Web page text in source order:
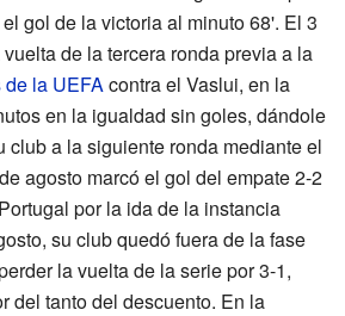
gol de la victoria al minuto 68'. El 3
de la tercera ronda previa a la
la UEFAcontra el Vaslui, en la
en la igualdad sin goles, dándole
club a la siguiente ronda mediante el
agosto marcó el gol del empate 2-2
por la ida de la instancia
su club quedó fuera de la fase
la vuelta de la serie por 3-1,
del tanto del descuento. En la